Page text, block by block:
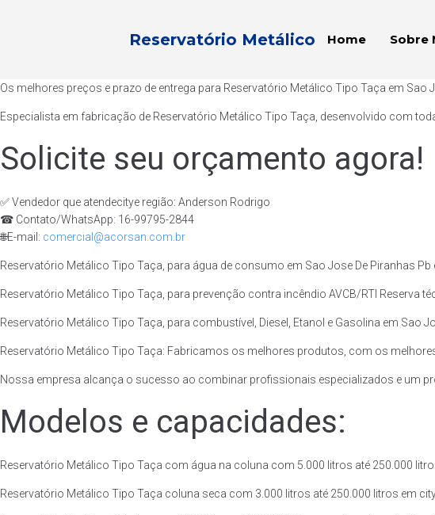
Reservatório Metálico Home Sobre
Os melhores preços e prazo de entrega para Reservatório Metálico Tipo Taça em Sao
Especialista em fabricação de Reservatório Metálico Tipo Taça, desenvolvido com
Solicite seu orçamento agora!
✅ Vendedor que atendecitye região: Anderson Rodrigo
☎ Contato/WhatsApp: 16-99795-2844
🌐E-mail: comercial@acorsan.com.br
Reservatório Metálico Tipo Taça, para água de consumo em Sao Jose De Piranhas Pb
Reservatório Metálico Tipo Taça, para prevenção contra incêndio AVCB/RTI Reserva
Reservatório Metálico Tipo Taça, para combustível, Diesel, Etanol e Gasolina em Sao
Reservatório Metálico Tipo Taça: Fabricamos os melhores produtos, com os
Nossa empresa alcança o sucesso ao combinar profissionais especializados e um
Modelos e capacidades:
Reservatório Metálico Tipo Taça com água na coluna com 5.000 litros até 250.000
Reservatório Metálico Tipo Taça coluna seca com 3.000 litros até 250.000 litros em